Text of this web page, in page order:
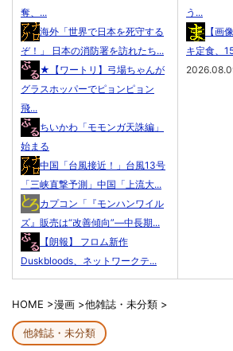
奪、...
海外「世界で日本を死守する
ぞ！」 日本の消防署を訪れたち...
★【ワートリ】弓場ちゃんが
グラスホッパーでピョンピョン
飛...
ちいかわ「モモンガ天誅編」
始まる
中国「台風接近！」台風13号
「三峡直撃予測」中国「上流大...
カプコン「『モンハンワイル
ズ』販売は“改善傾向”―中長期...
【朗報】 フロム新作
Duskbloods、ネットワークテ...
う...
【画
キ定食、
HOME >漫画 >他雑誌・未分類 >
他雑誌・未分類